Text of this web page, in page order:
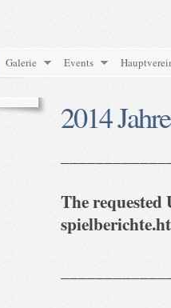
Galerie Events
2014
The